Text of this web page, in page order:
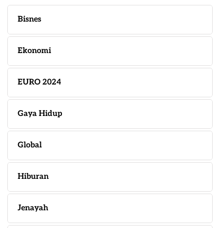
Bisnes
Ekonomi
EURO 2024
Gaya Hidup
Global
Hiburan
Jenayah